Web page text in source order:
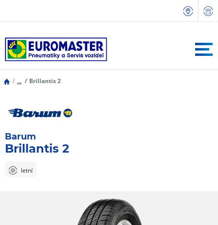
... Brillantis 2
Barum
Brillantis 2
letní